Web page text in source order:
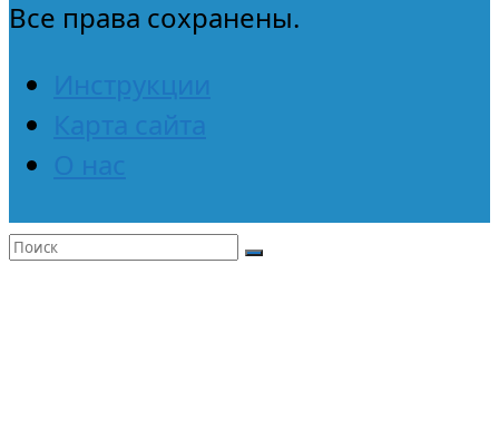
Все права сохранены.
Инструкции
Карта сайта
О нас